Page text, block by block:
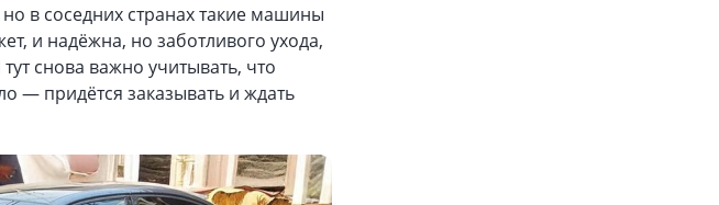
в соседних странах такие машины
и надёжна, но заботливого ухода,
снова важно учитывать, что
— придётся заказывать и ждать